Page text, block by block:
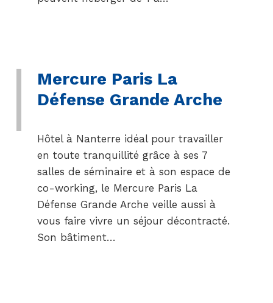
Mercure Paris La
Défense Grande Arche
Hôtel à Nanterre idéal pour travailler
en toute tranquillité grâce à ses 7
salles de séminaire et à son espace de
co-working, le Mercure Paris La
Défense Grande Arche veille aussi à
vous faire vivre un séjour décontracté.
Son bâtiment…